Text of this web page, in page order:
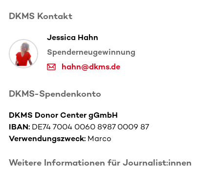
DKMS Kontakt
Jessica Hahn
Spenderneugewinnung
hahn@dkms.de
DKMS-Spendenkonto
DKMS Donor Center gGmbH
IBAN: DE74 7004 0060 8987 0009 87
Verwendungszweck: Marco
Weitere Informationen für Journalist:innen